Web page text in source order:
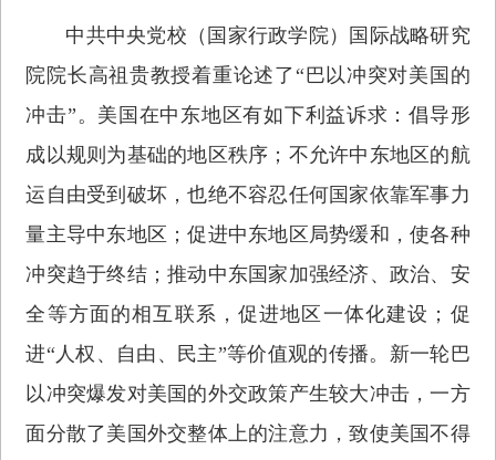
中共中央党校（国家行政学院）国际战略研究
院院长高祖贵教授着重论述了“巴以冲突对美国的
冲击”。美国在中东地区有如下利益诉求：倡导形
成以规则为基础的地区秩序；不允许中东地区的航
运自由受到破坏，也绝不容忍任何国家依靠军事力
量主导中东地区；促进中东地区局势缓和，使各种
冲突趋于终结；推动中东国家加强经济、政治、安
全等方面的相互联系，促进地区一体化建设；促
进“人权、自由、民主”等价值观的传播。新一轮巴
以冲突爆发对美国的外交政策产生较大冲击，一方
面分散了美国外交整体上的注意力，致使美国不得